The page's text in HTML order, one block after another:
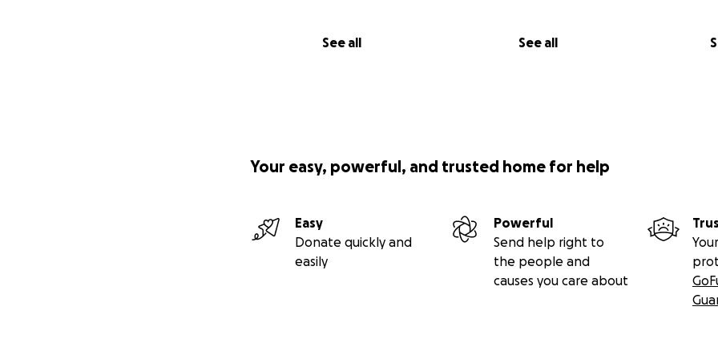
See all See all
Your easy, powerful, and trusted home for help
Easy
Donate quickly and
easily
Powerful
Send help right to
the people and
causes you care about